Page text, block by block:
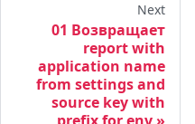
Next
01 Возвращает
report with
application name
from settings and
source key with